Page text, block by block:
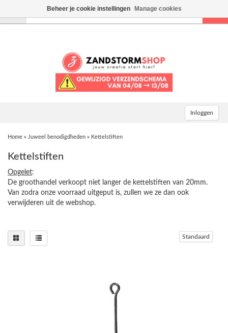
Inloggen
Home » Juweel benodigdheden » Kettelstiften
Kettelstiften
Opgelet:
De groothandel verkoopt niet langer de kettelstiften van 20mm.
Van zodra onze voorraad uitgeput is, zullen we ze dan ook
verwijderen uit de webshop.
Standaard
Beheer je cookie instellingen Manage cookies